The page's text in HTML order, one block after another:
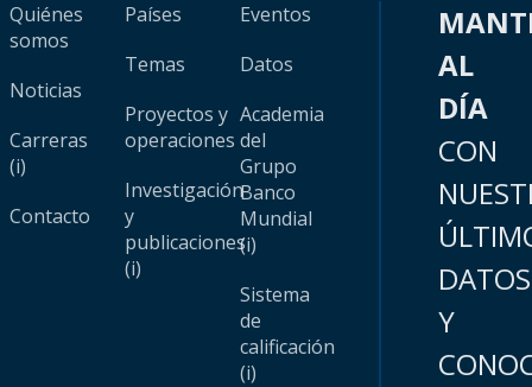
Quiénes
somos
Noticias
Carreras
(i)
Contacto
Países
Temas
Proyectos y
operaciones
Investigación
y
publicaciones
(i)
Eventos
Datos
Academia
del
Grupo
Banco
Mundial
(i)
Sistema
de
calificación
(i)
AL
DÍA
CON
DATOS
Y